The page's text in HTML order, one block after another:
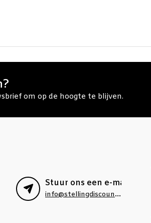
om op de hoogte te blijven.
Stuur ons een e-mail
info@stellingdiscounter.nl